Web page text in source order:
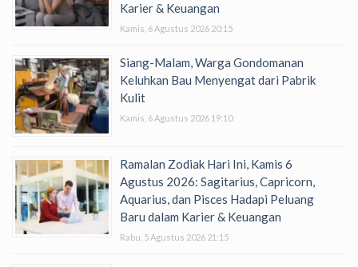
Karier & Keuangan
Kamis, 6 Agustus 2026 20:15
Siang-Malam, Warga Gondomanan
Keluhkan Bau Menyengat dari Pabrik
Kulit
Kamis, 6 Agustus 2026 19:10
Ramalan Zodiak Hari Ini, Kamis 6
Agustus 2026: Sagitarius, Capricorn,
Aquarius, dan Pisces Hadapi Peluang
Baru dalam Karier & Keuangan
Rabu, 5 Agustus 2026 21:15